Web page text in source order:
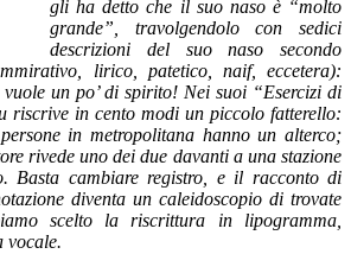
gli ha detto che il suo naso è “molto
grande”, travolgendolo con sedici
descrizioni del suo naso secondo
lirico, patetico, naif, eccetera):
un po’ di spirito! Nei suoi “Esercizi di
riscrive in cento modi un piccolo fatterello:
in metropolitana hanno un alterco;
rivede uno dei due davanti a una stazione
Basta cambiare registro, e il racconto di
diventa un caleidoscopio di trovate
scelto la riscrittura in lipogramma,
vocale.